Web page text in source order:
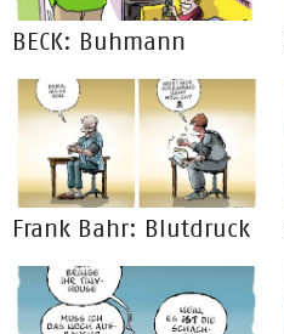
BECK: Buhmann
Frank Bahr: Blutdruck